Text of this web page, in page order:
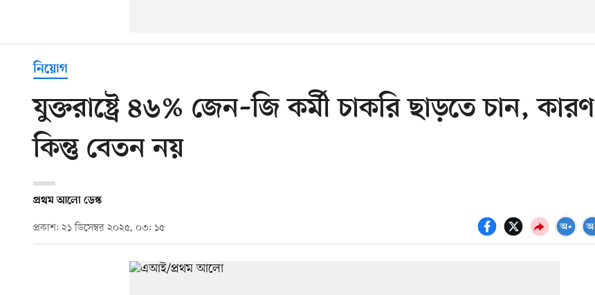
নিয়োগ
যুক্তরাষ্ট্রে ৪৬% জেন–জি কর্মী চাকরি ছাড়তে চান, কারণ
কিন্তু বেতন নয়
প্রথম আলো ডেস্ক
প্রকাশ: ২১ ডিসেম্বর ২০২৫, ০৩: ১৫